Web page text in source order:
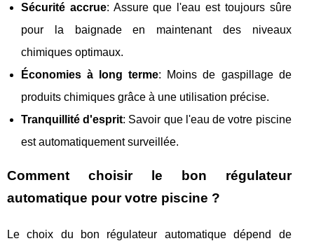
Sécurité accrue: Assure que l'eau est toujours sûre
pour la baignade en maintenant des niveaux
chimiques optimaux.
Économies à long terme: Moins de gaspillage de
produits chimiques grâce à une utilisation précise.
Tranquillité d'esprit: Savoir que l'eau de votre piscine
est automatiquement surveillée.
Comment choisir le bon régulateur
automatique pour votre piscine ?
Le choix du bon régulateur automatique dépend de